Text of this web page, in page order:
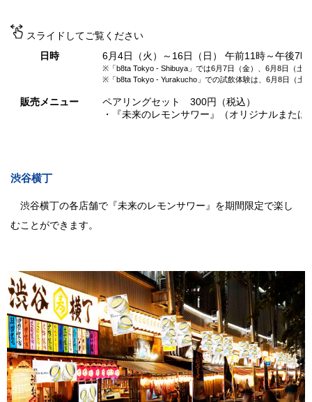
スライドしてご覧ください
日時
6月4日（火）～16日（日） 午前11時～午後7
※「b8ta Tokyo - Shibuya」では6月7日（金）、6月8日（土
※「b8ta Tokyo - Yurakucho」での試飲体験は、6月8日（土
販売メニュー
ペアリングセット 300円（税込）
・『未来のレモンサワー』（オリジナルまた
渋谷横丁
渋谷横丁の各店舗で『未来のレモンサワー』を期間限定で楽し
むことができます。